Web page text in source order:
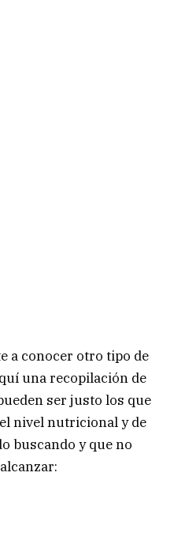
a conocer otro tipo de
una recopilación de
ser justo los que
nivel nutricional y de
buscando y que no